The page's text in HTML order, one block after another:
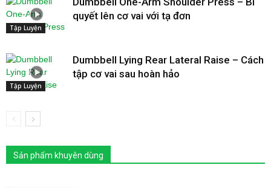
Tập Luyện
quyết lên cơ vai với tạ đơn
Tập Luyện
Dumbbell Lying Rear Lateral Raise – Cách
tập cơ vai sau hoàn hảo
Sản phẩm khuyên dùng